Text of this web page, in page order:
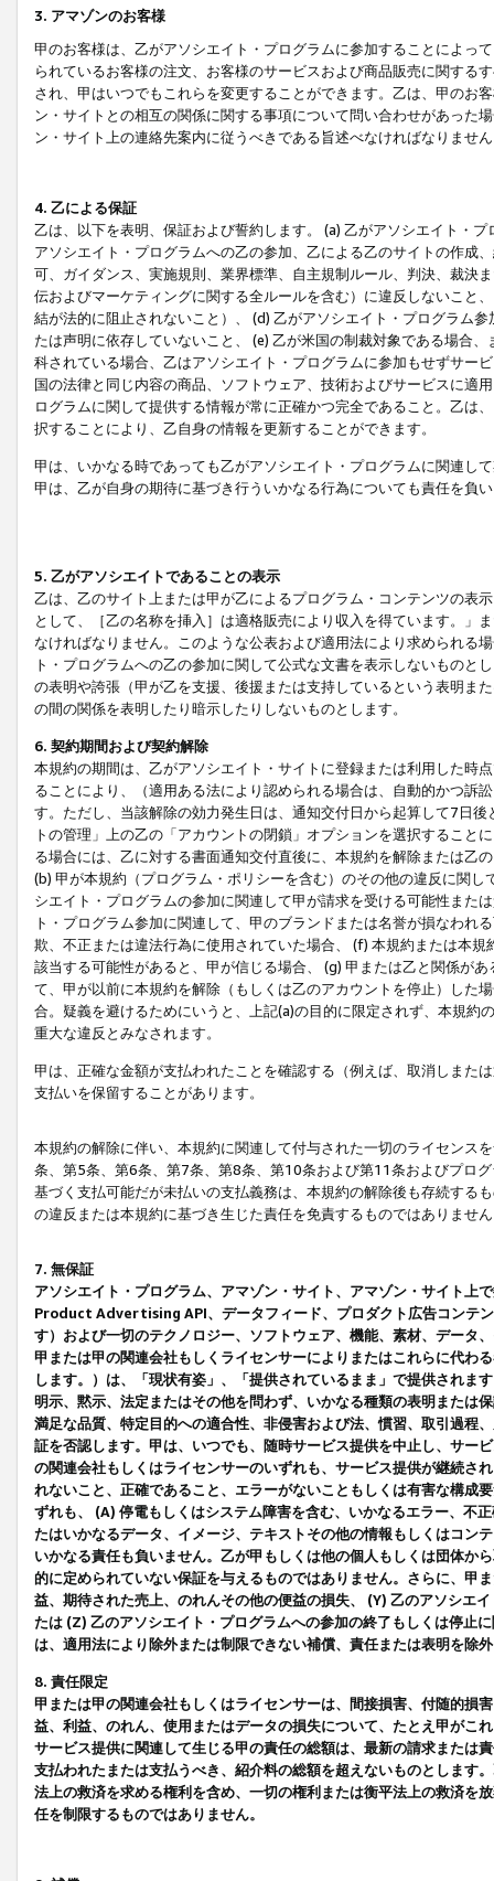
3. アマゾンのお客様
甲のお客様は、乙がアソシエイト・プログラムに参加することによっ
られているお客様の注文、お客様のサービスおよび商品販売に関する
され、甲はいつでもこれらを変更することができます。乙は、甲のお
ン・サイトとの相互の関係に関する事項について問い合わせがあった
ン・サイト上の連絡先案内に従うべきである旨述べなければなりませ
4. 乙による保証
乙は、以下を表明、保証および誓約します。 (a) 乙がアソシエイト・
アソシエイト・プログラムへの乙の参加、乙による乙のサイトの作成
可、ガイダンス、実施規則、業界標準、自主規制ルール、判決、裁決
伝およびマーケティングに関する全ルールを含む）に違反しないこと
結が法的に阻止されないこと）、 (d) 乙がアソシエイト・プログラム
たは声明に依存していないこと、 (e) 乙が米国の制裁対象である場合
科されている場合、乙はアソシエイト・プログラムに参加もせずサー
国の法律と同じ内容の商品、ソフトウェア、技術およびサービスに適
ログラムに関して提供する情報が常に正確かつ完全であること。乙は
択することにより、乙自身の情報を更新することができます。
甲は、いかなる時であっても乙がアソシエイト・プログラムに関連し
甲は、乙が自身の期待に基づき行ういかなる行為についても責任を負
5. 乙がアソシエイトであることの表示
乙は、乙のサイト上または甲が乙によるプログラム・コンテンツの表
として、［乙の名称を挿入］は適格販売により収入を得ています。」
なければなりません。このような公表および適用法により求められる
ト・プログラムへの乙の参加に関して公式な文書を表示しないもの
の表明や誇張（甲が乙を支援、後援または支持しているという表明ま
の間の関係を表明したり暗示したりしないものとします。
6. 契約期間および契約解除
本規約の期間は、乙がアソシエイト・サイトに登録または利用した時
ることにより、（適用ある法により認められる場合は、自動的かつ訴
す。ただし、当該解除の効力発生日は、通知交付日から起算して7日
トの管理」上の乙の「アカウントの閉鎖」オプションを選択するこ
る場合には、乙に対する書面通知交付直後に、本規約を解除または乙
(b) 甲が本規約（プログラム・ポリシーを含む）のその他の違反に関
シエイト・プログラムの参加に関連して甲が請求を受ける可能性また
ト・プログラム参加に関連して、甲のブランドまたは名誉が損なわれ
欺、不正または違法行為に使用されていた場合、 (f) 本規約または本
該当する可能性があると、甲が信じる場合、 (g) 甲または乙と関係が
て、甲が以前に本規約を解除（もしくは乙のアカウントを停止）した
合。疑義を避けるためにいうと、上記(a)の目的に限定されず、本規
重大な違反とみなされます。
甲は、正確な金額が支払われたことを確認する（例えば、取消しまた
支払いを保留することがあります。
本規約の解除に伴い、本規約に関連して付与された一切のライセンス
条、第5条、第6条、第7条、第8条、第10条および第11条およびプロ
基づく支払可能だが未払いの支払義務は、本規約の解除後も存続する
の違反または本規約に基づき生じた責任を免責するものではありませ
7. 無保証
アソシエイト・プログラム、アマゾン・サイト、アマゾン・サイト上
Product Advertising API、データフィード、プロダクト広告コンテ
す）および一切のテクノロジー、ソフトウェア、機能、素材、データ
甲または甲の関連会社もしくライセンサーによりまたはこれらに代わ
します。）は、「現状有姿」、「提供されているまま」で提供されま
明示、黙示、法定またはその他を問わず、いかなる種類の表明または
満足な品質、特定目的への適合性、非侵害および法、慣習、取引過程
証を否認します。甲は、いつでも、随時サービス提供を中止し、サー
の関連会社もしくはライセンサーのいずれも、サービス提供が継続さ
れないこと、正確であること、エラーがないこともしくは有害な構成
ずれも、 (A) 停電もしくはシステム障害を含む、いかなるエラー、不
たはいかなるデータ、イメージ、テキストその他の情報もしくはコン
いかなる責任も負いません。乙が甲もしくは他の個人もしくは団体か
的に定められていない保証を与えるものではありません。さらに、甲
益、期待された売上、のれんその他の便益の損失、 (Y) 乙のアソシエ
たは (Z) 乙のアソシエイト・プログラムへの参加の終了もしくは停止
は、適用法により除外または制限できない補償、責任または表明を除
8. 責任限定
甲または甲の関連会社もしくはライセンサーは、間接損害、付随的損
益、利益、のれん、使用またはデータの損失について、たとえ甲がこ
サービス提供に関連して生じる甲の責任の総額は、最新の請求または
支払われたまたは支払うべき、紹介料の総額を超えないものとします
法上の救済を求める権利を含め、一切の権利または衡平法上の救済を
任を制限するものではありません。